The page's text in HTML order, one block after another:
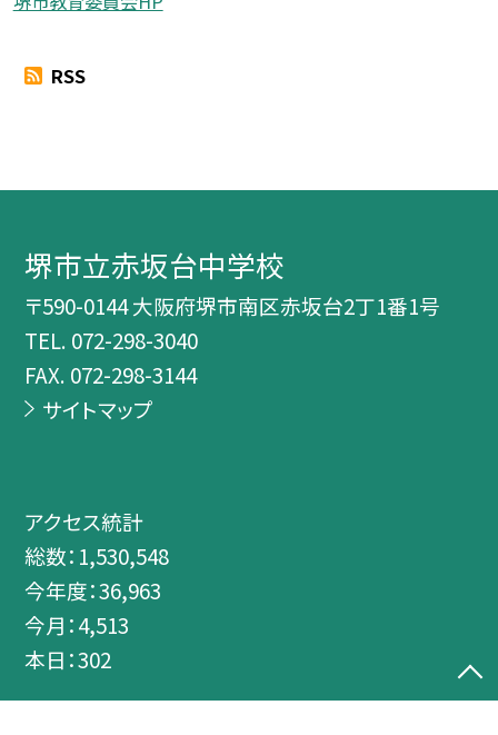
RSS
堺市立赤坂台中学校
〒590-0144 大阪府堺市南区赤坂台2丁1番1号
TEL. 072-298-3040
FAX. 072-298-3144
サイトマップ
アクセス統計
総数： 1,530,548
今年度：36,963
今月：4,513
本日：302